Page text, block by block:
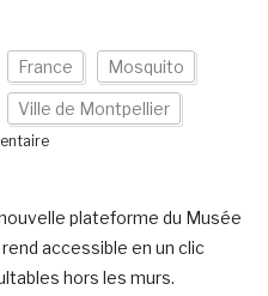
France Mosquito
Ville de Montpellier
plateforme du Musée
accessible en un clic
hors les murs.